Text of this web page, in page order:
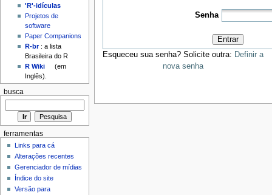
Senha
Entrar
Esqueceu sua senha? Solicite outra: Definir a
nova senha
'R'-idículas
Projetos de
software
Paper Companions
R-br: a lista
Brasileira do R
R Wiki
(em
Inglês).
busca
ferramentas
Links para cá
Alterações recentes
Gerenciador de mídias
Índice do site
Versão para